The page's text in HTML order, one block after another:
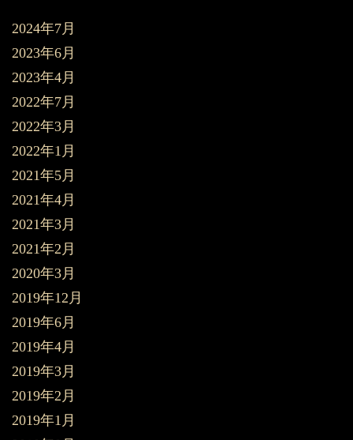
2024年7月
2023年6月
2023年4月
2022年7月
2022年3月
2022年1月
2021年5月
2021年4月
2021年3月
2021年2月
2020年3月
2019年12月
2019年6月
2019年4月
2019年3月
2019年2月
2019年1月